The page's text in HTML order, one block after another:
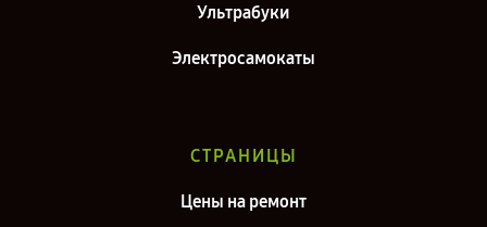
Ультрабуки
Электросамокаты
СТРАНИЦЫ
Цены на ремонт